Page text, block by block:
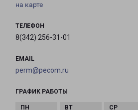
на карте
ТЕЛЕФОН
8(342) 256-31-01
EMAIL
perm@pecom.ru
ГРАФИК РАБОТЫ